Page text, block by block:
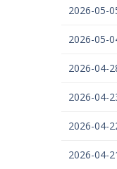
2026-05-
2026-05-
2026-04-
2026-04-
2026-04-
2026-04-